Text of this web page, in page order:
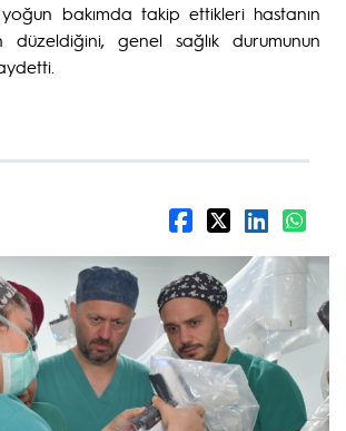
bakımda takip ettikleri hastanın
düzeldiğini, genel sağlık durumunun